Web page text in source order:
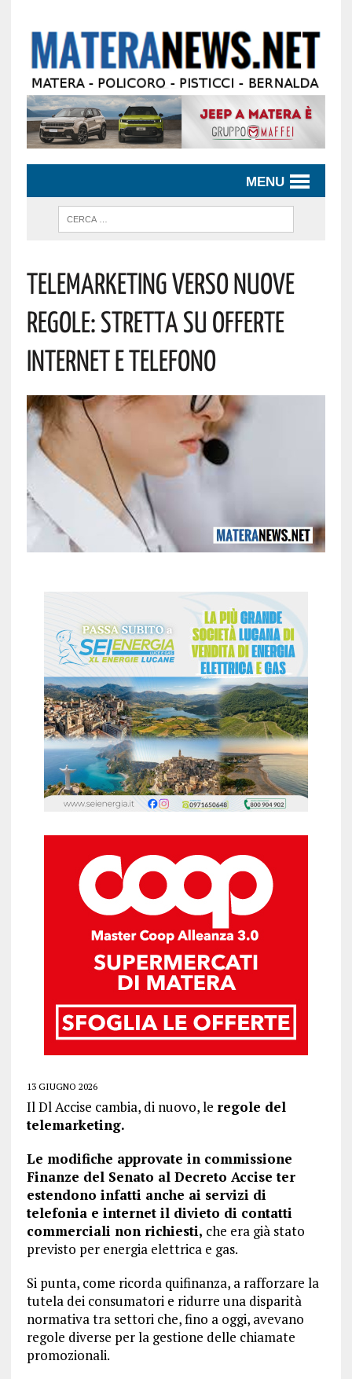
MENU
Telemarketing Verso Nuove
Regole: Stretta Su Offerte
Internet E Telefono
13 GIUGNO 2026
Il Dl Accise cambia, di nuovo, le regole del
telemarketing.
Le modifiche approvate in commissione
Finanze del Senato al Decreto Accise ter
estendono infatti anche ai servizi di
telefonia e internet il divieto di contatti
commerciali non richiesti, che era già stato
previsto per energia elettrica e gas.
Si punta, come ricorda quifinanza, a rafforzare la
tutela dei consumatori e ridurre una disparità
normativa tra settori che, fino a oggi, avevano
regole diverse per la gestione delle chiamate
promozionali.